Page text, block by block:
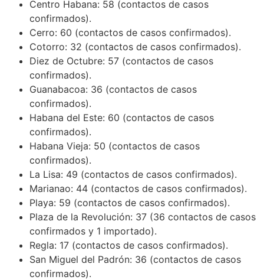
Centro Habana: 58 (contactos de casos
confirmados).
Cerro: 60 (contactos de casos confirmados).
Cotorro: 32 (contactos de casos confirmados).
Diez de Octubre: 57 (contactos de casos
confirmados).
Guanabacoa: 36 (contactos de casos
confirmados).
Habana del Este: 60 (contactos de casos
confirmados).
Habana Vieja: 50 (contactos de casos
confirmados).
La Lisa: 49 (contactos de casos confirmados).
Marianao: 44 (contactos de casos confirmados).
Playa: 59 (contactos de casos confirmados).
Plaza de la Revolución: 37 (36 contactos de casos
confirmados y 1 importado).
Regla: 17 (contactos de casos confirmados).
San Miguel del Padrón: 36 (contactos de casos
confirmados).